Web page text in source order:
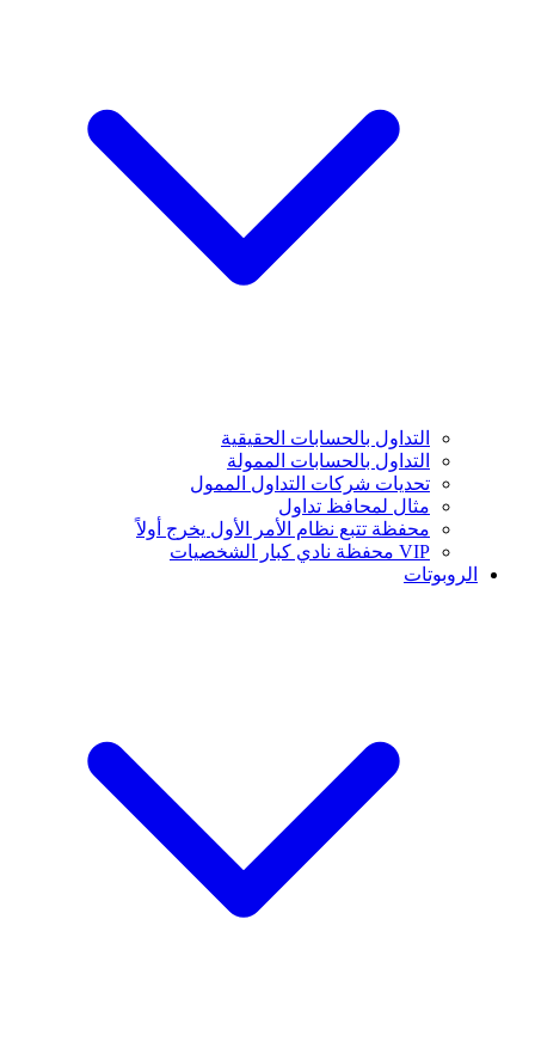
التداول بالحسابات الحقيقية
التداول بالحسابات الممولة
تحديات شركات التداول الممول
مثال لمحافظ تداول
محفظة تتبع نظام الأمر الأول يخرج أولاً
VIP محفظة نادي كبار الشخصيات
الروبوتات